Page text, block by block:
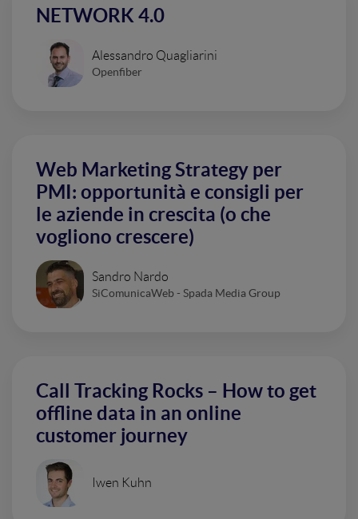
NETWORK 4.0
Alessandro Quagliarini
Openfiber
Web Marketing Strategy per
PMI: opportunità e consigli per
le aziende in crescita (o che
vogliono crescere)
Sandro Nardo
SiComunicaWeb - Spada Media Group
Call Tracking Rocks – How to get
offline data in an online
customer journey
Iwen Kuhn